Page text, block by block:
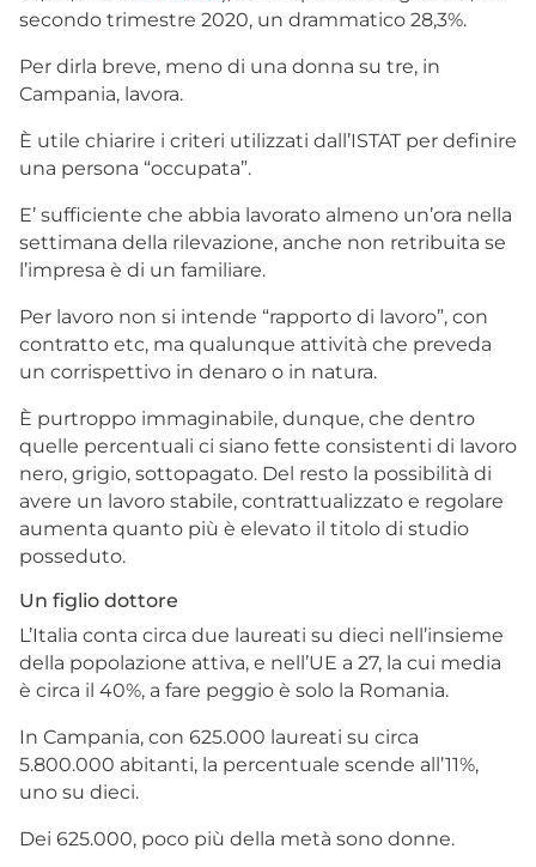
secondo trimestre 2020, un drammatico 28,3%.
Per dirla breve, meno di una donna su tre, in
Campania, lavora.
È utile chiarire i criteri utilizzati dall’ISTAT per definire
una persona “occupata”.
E’ sufficiente che abbia lavorato almeno un’ora nella
settimana della rilevazione, anche non retribuita se
l’impresa è di un familiare.
Per lavoro non si intende “rapporto di lavoro”, con
contratto etc, ma qualunque attività che preveda
un corrispettivo in denaro o in natura.
È purtroppo immaginabile, dunque, che dentro
quelle percentuali ci siano fette consistenti di lavoro
nero, grigio, sottopagato. Del resto la possibilità di
avere un lavoro stabile, contrattualizzato e regolare
aumenta quanto più è elevato il titolo di studio
posseduto.
Un figlio dottore
L’Italia conta circa due laureati su dieci nell’insieme
della popolazione attiva, e nell’UE a 27, la cui media
è circa il 40%, a fare peggio è solo la Romania.
In Campania, con 625.000 laureati su circa
5.800.000 abitanti, la percentuale scende all’11%,
uno su dieci.
Dei 625.000, poco più della metà sono donne.